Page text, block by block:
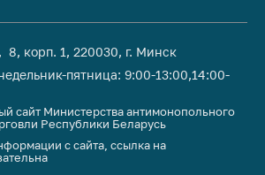
8, корп. 1, 220030, г. Минск
пятница: 9:00-13:00,14:00-
сайт Министерства антимонопольного
Республики Беларусь
с сайта, ссылка на